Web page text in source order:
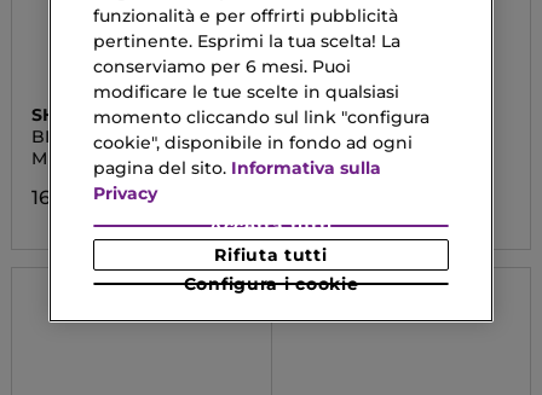
SHISEIDO
BIO-PERFORMANCE
Micro-Click Concentrate
161,00 €
BIOTHERM
WATERLOVER YOUTH
PROTECTION
Crema Solare SPF50
funzionalità e per offrirti pubblicità
pertinente. Esprimi la tua scelta! La
conserviamo per 6 mesi. Puoi
modificare le tue scelte in qualsiasi
momento cliccando sul link "configura
cookie", disponibile in fondo ad ogni
pagina del sito. Informativa sulla
Privacy
Configura i cookie
Rifiuta tutti
Accetta tutti